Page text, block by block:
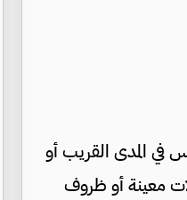
في المدى القريب أو
معينة أو ظروف